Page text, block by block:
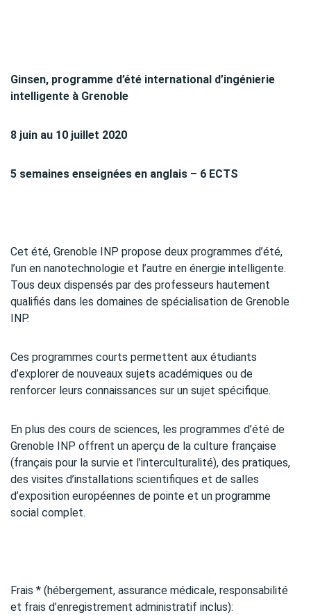
Ginsen, programme d’été international d’ingénierie
intelligente à Grenoble
8 juin au 10 juillet 2020
5 semaines enseignées en anglais – 6 ECTS
Cet été, Grenoble INP propose deux programmes d’été,
l’un en nanotechnologie et l’autre en énergie intelligente.
Tous deux dispensés par des professeurs hautement
qualifiés dans les domaines de spécialisation de Grenoble
INP.
Ces programmes courts permettent aux étudiants
d’explorer de nouveaux sujets académiques ou de
renforcer leurs connaissances sur un sujet spécifique.
En plus des cours de sciences, les programmes d’été de
Grenoble INP offrent un aperçu de la culture française
(français pour la survie et l’interculturalité), des pratiques,
des visites d’installations scientifiques et de salles
d’exposition européennes de pointe et un programme
social complet.
Frais * (hébergement, assurance médicale, responsabilité
et frais d’enregistrement administratif inclus):